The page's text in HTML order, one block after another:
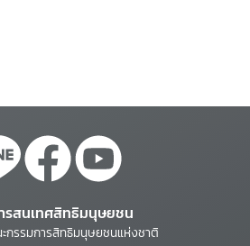
รสนเทศสิทธิมนุษยชน
กรรมการสิทธิมนุษยชนแห่งชาติ